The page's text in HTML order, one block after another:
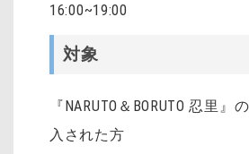
16:00~19:00
対象
『NARUTO＆BORUTO 忍里』
入された方